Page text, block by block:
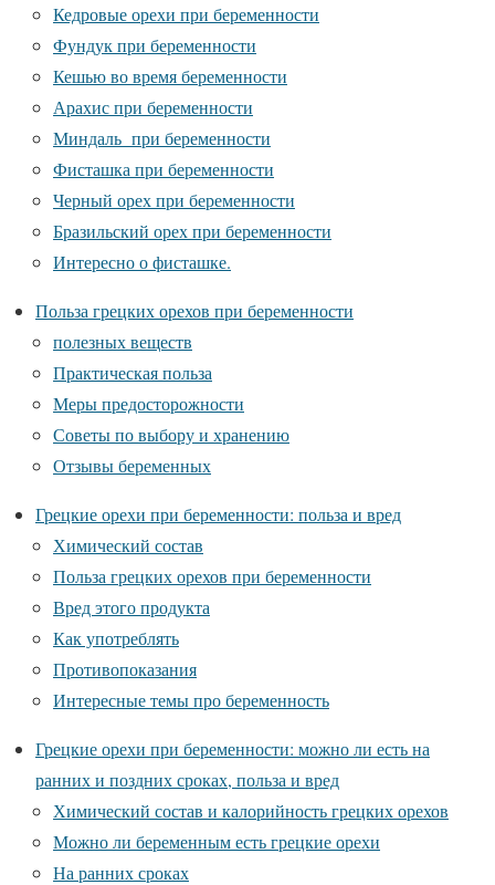
Кедровые орехи при беременности
Фундук при беременности
Кешью во время беременности
Арахис при беременности
Миндаль при беременности
Фисташка при беременности
Черный орех при беременности
Бразильский орех при беременности
Интересно о фисташке.
Польза грецких орехов при беременности
полезных веществ
Практическая польза
Меры предосторожности
Советы по выбору и хранению
Отзывы беременных
Грецкие орехи при беременности: польза и вред
Химический состав
Польза грецких орехов при беременности
Вред этого продукта
Как употреблять
Противопоказания
Интересные темы про беременность
Грецкие орехи при беременности: можно ли есть на
ранних и поздних сроках, польза и вред
Химический состав и калорийность грецких орехов
Можно ли беременным есть грецкие орехи
На ранних сроках